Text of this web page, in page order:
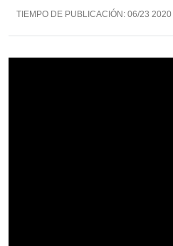
TIEMPO DE PUBLICACIÓN: 06/23 2020